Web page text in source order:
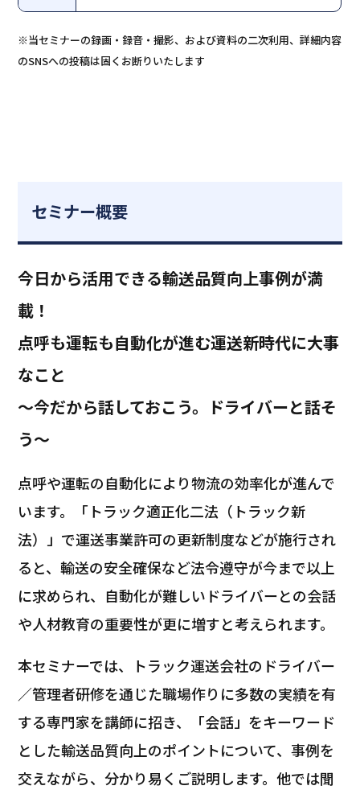
※当セミナーの録画・録音・撮影、および資料の二次利用、詳細内容
のSNSへの投稿は固くお断りいたします
セミナー概要
今日から活用できる輸送品質向上事例が満
載！
点呼も運転も自動化が進む運送新時代に大事
なこと
～今だから話しておこう。ドライバーと話そ
う～
点呼や運転の自動化により物流の効率化が進んで
います。「トラック適正化二法（トラック新
法）」で運送事業許可の更新制度などが施行され
ると、輸送の安全確保など法令遵守が今まで以上
に求められ、自動化が難しいドライバーとの会話
や人材教育の重要性が更に増すと考えられます。
本セミナーでは、トラック運送会社のドライバー
／管理者研修を通じた職場作りに多数の実績を有
する専門家を講師に招き、「会話」をキーワード
とした輸送品質向上のポイントについて、事例を
交えながら、分かり易くご説明します。他では聞